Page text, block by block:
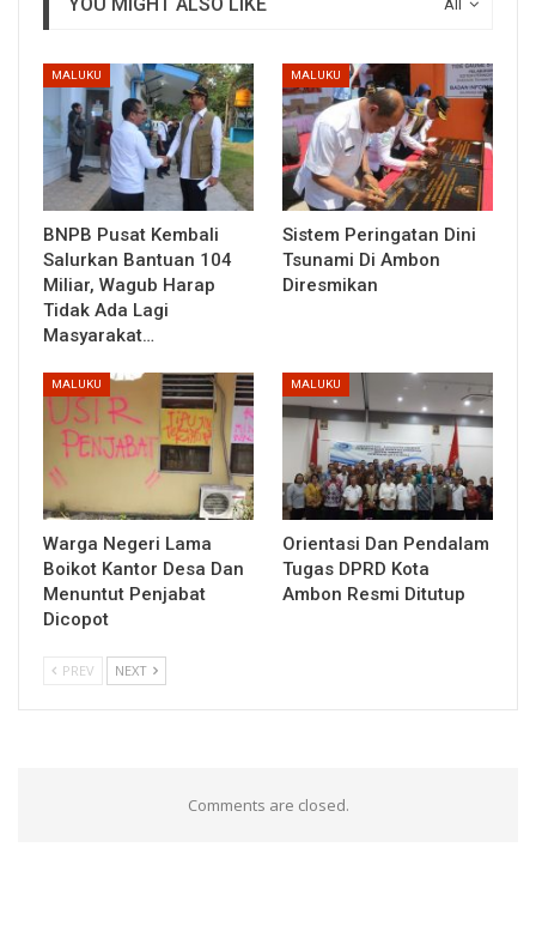
All
MALUKU
BNPB Pusat Kembali
Salurkan Bantuan 104
Miliar, Wagub Harap
Tidak Ada Lagi
Masyarakat…
MALUKU
Sistem Peringatan Dini
Tsunami Di Ambon
Diresmikan
MALUKU
Warga Negeri Lama
Boikot Kantor Desa Dan
Menuntut Penjabat
Dicopot
MALUKU
Orientasi Dan Pendalam
Tugas DPRD Kota
Ambon Resmi Ditutup
PREV NEXT
Comments are closed.